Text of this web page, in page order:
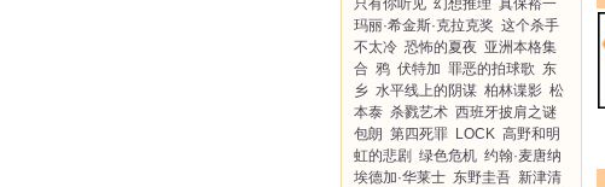
只有你听见 幻想推理 真保裕一
玛丽·希金斯·克拉克奖 这个杀手
不太冷 恐怖的夏夜 亚洲本格集
合 鸦 伏特加 罪恶的拍球歌 东
乡 水平线上的阴谋 柏林谍影 松
本泰 杀戮艺术 西班牙披肩之谜
包朗 第四死罪 LOCK 高野和明
虹的悲剧 绿色危机 约翰·麦唐纳
埃德加·华莱士 东野圭吾 新津清